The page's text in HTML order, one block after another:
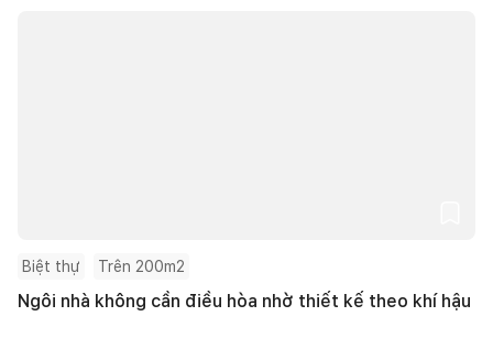
Biệt thự Trên 200m2
Ngôi nhà không cần điều hòa nhờ thiết kế theo khí hậu